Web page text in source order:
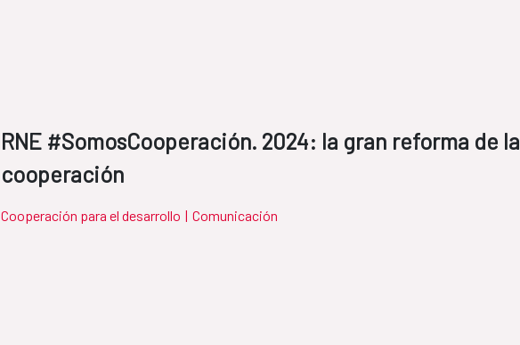
RNE #SomosCooperación. 2024: la gran reforma de la
cooperación
Cooperación para el desarrollo | Comunicación